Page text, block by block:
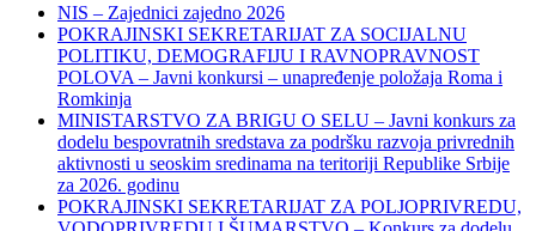
NIS – Zajednici zajedno 2026
POKRAJINSKI SEKRETARIJAT ZA SOCIJALNU
POLITIKU, DEMOGRAFIJU I RAVNOPRAVNOST
POLOVA – Javni konkursi – unapređenje položaja Roma i
Romkinja
MINISTARSTVO ZA BRIGU O SELU – Javni konkurs za
dodelu bespovratnih sredstava za podršku razvoja privrednih
aktivnosti u seoskim sredinama na teritoriji Republike Srbije
za 2026. godinu
POKRAJINSKI SEKRETARIJAT ZA POLJOPRIVREDU,